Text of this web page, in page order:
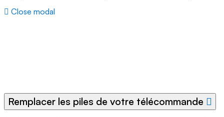
Close modal
Remplacer les piles de votre télécommande